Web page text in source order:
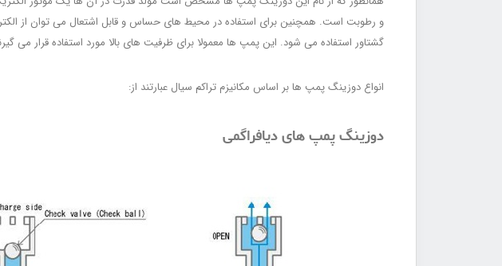
و رطوبت است. همچنین برای استفاده در محیط های حساس و قابل اشتعال می توان از
گشتاور استفاده می شود. این پمپ ها معمولا برای ظرفیت های بالا مورد استفاده قرار
انواع دوزینگ پمپ ها بر اساس مکانیزم تراکم سیال عبارتند از:
دوزینگ پمپ های دیافراگمی